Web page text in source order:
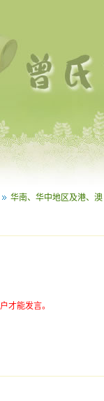
华南、华中地区及港、澳
才能发言。